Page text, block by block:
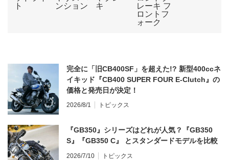
完全に「旧CB400SF」を超えた!? 新型400ccネ
イキッド『CB400 SUPER FOUR E-Clutch』の
価格と発売日が決定！
2026/8/1 トピックス
『GB350』シリーズはどれが人気？『GB350
S』『GB350 C』 とスタンダードモデルを比較
2026/7/10 トピックス